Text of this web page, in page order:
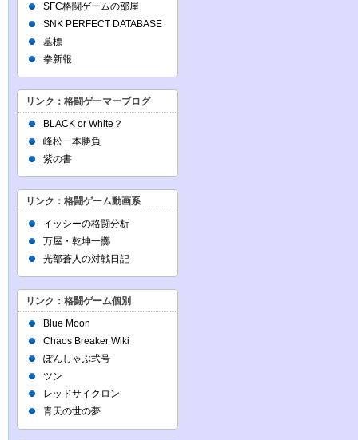
SFC格闘ゲームの部屋
SNK PERFECT DATABASE
墓標
拳新報
リンク：格闘ゲーマーブログ
BLACK or White？
峰松一本勝負
紫の書
リンク：格闘ゲーム動画系
イッシーの格闘分析
万屋・乾坤一擲
光部蒼人の対戦日記
リンク：格闘ゲーム個別
Blue Moon
Chaos Breaker Wiki
ぽんしゃぶ弐号
ツン
レッドサイクロン
青天の世の夢